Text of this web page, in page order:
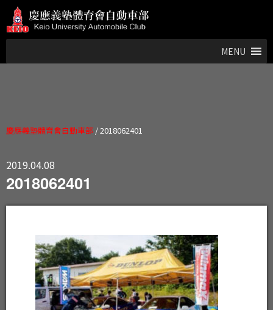
MENU
慶應義塾體育會自動車部 /2018062401
2019.04.08
2018062401